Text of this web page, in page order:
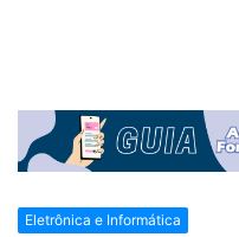
Eletrônica e Informática